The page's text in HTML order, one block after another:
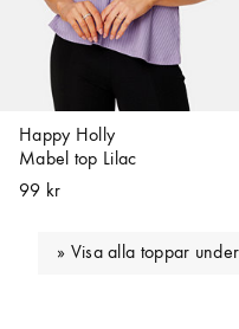
Happy Holly
Mabel top Lilac
99 kr
Visa alla toppar